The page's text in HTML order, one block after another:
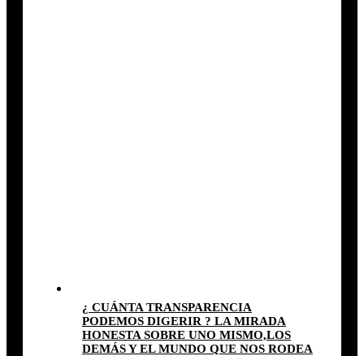
¿ CUÁNTA TRANSPARENCIA
PODEMOS DIGERIR ? LA MIRADA
HONESTA SOBRE UNO MISMO,LOS
DEMÁS Y EL MUNDO QUE NOS RODEA